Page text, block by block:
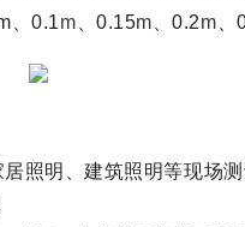
、0.1m 、0.15m 、0.2m
照明、建筑照明等现场测